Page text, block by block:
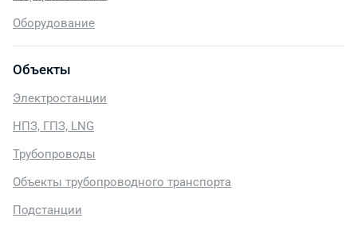
Оборудование
Объекты
Электростанции
НПЗ, ГПЗ, LNG
Трубопроводы
Объекты трубопроводного транспорта
Подстанции